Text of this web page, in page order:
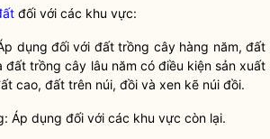
đối với các khu vực:
dụng đối với đất trồng cây hàng năm, đất
đất trồng cây lâu năm có điều kiện sản xuất
cao, đất trên núi, đồi và xen kẽ núi đồi.
Áp dụng đối với các khu vực còn lại.